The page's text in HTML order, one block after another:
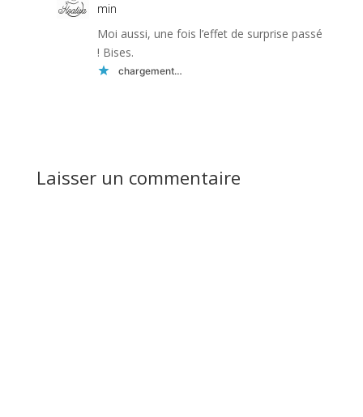
min
Moi aussi, une fois l’effet de surprise passé
! Bises.
chargement…
Laisser un commentaire